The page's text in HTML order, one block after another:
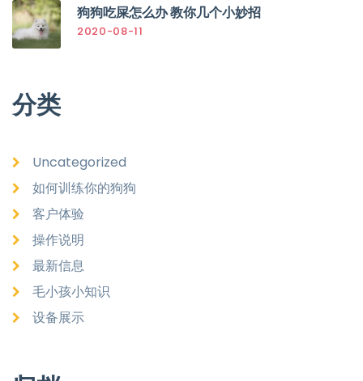
狗狗吃屎怎么办 教你几个小妙招
2020-08-11
分类
Uncategorized
如何训练你的狗狗
客户体验
操作说明
最新信息
毛小孩小知识
设备展示